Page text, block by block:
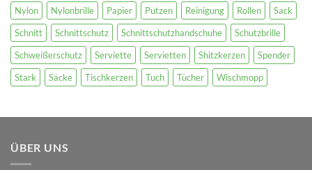
Nylon
Nylonbrille Papier Putzen Reinigung Rollen
Sack
Schnitt
Schnittschutz Schnittschutzhandschuhe
Schutzbrille
Schweißerschutz
Serviette Servietten Shitzkerzen
Spender
Stark
Säcke Tischkerzen Tuch Tücher Wischmopp
ÜBER UNS